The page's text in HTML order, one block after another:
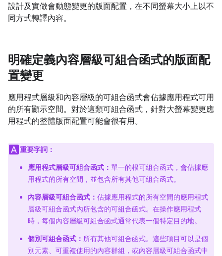
設計及實做會動態變更的版面配置，在不同螢幕大小上以不
同方式轉譯內容。
明確定義內容層級可組合函式的版面配
置變更
應用程式層級和內容層級的可組合函式會佔據應用程式可用
的所有顯示空間。對於這類可組合函式，針對大螢幕變更應
用程式的整體版面配置可能會很有用。
重要字詞：
應用程式層級可組合函式： 單一的根可組合函式，會佔據應
用程式的所有空間，並包含所有其他可組合函式。
內容層級可組合函式： 佔據應用程式的所有空間的應用程式
層級可組合函式內所包含的可組合函式。在操作應用程式
時，每個內容層級可組合函式通常代表一個特定目的地。
個別可組合函式： 所有其他可組合函式。這些項目可以是個
別元素、可重複使用的內容群組，或內容層級可組合函式中